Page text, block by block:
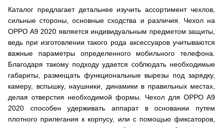
Каталог предлагает детальнее изучить ассортимент чехлов,
сильные стороны, основные сходства и различия. Чехол на
OPPO A9 2020 является индивидуальным предметом защиты,
ведь при изготовлении такого рода аксессуаров учитываются
важные параметры определенного мобильного телефона.
Благодаря такому подходу удается соблюдать необходимые
габариты, размещать функциональные вырезы под зарядку,
камеру, вспышку, наушники, динамики в правильных местах,
делая отверстия необходимой формы. Чехол для OPPO A9
2020 способен удерживать аппарат в основании путем
плотного прилегания к корпусу, или с помощью фиксаторов,